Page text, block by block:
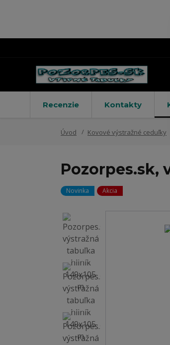
Recenzie Kontakty
Úvod Kovové výstražné ceduľky
Pozorpes.sk,
Novinka Akcia